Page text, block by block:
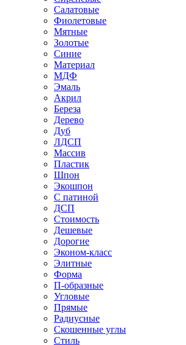
Салатовые
Фиолетовые
Мятные
Золотые
Синие
Материал
МДФ
Эмаль
Акрил
Береза
Дерево
Дуб
ЛДСП
Массив
Пластик
Шпон
Экошпон
С патиной
ДСП
Стоимость
Дешевые
Дорогие
Эконом-класс
Элитные
Форма
П-образные
Угловые
Прямые
Радиусные
Скошенные углы
Стиль